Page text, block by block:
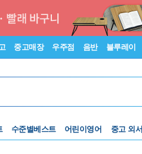
중고매장 우주점 음반 블루레이
수준별베스트
어린이영어
중고 외서